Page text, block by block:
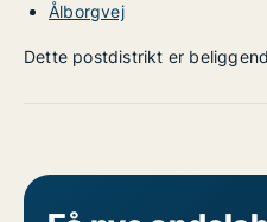
Ålborgvej
Dette postdistrikt er